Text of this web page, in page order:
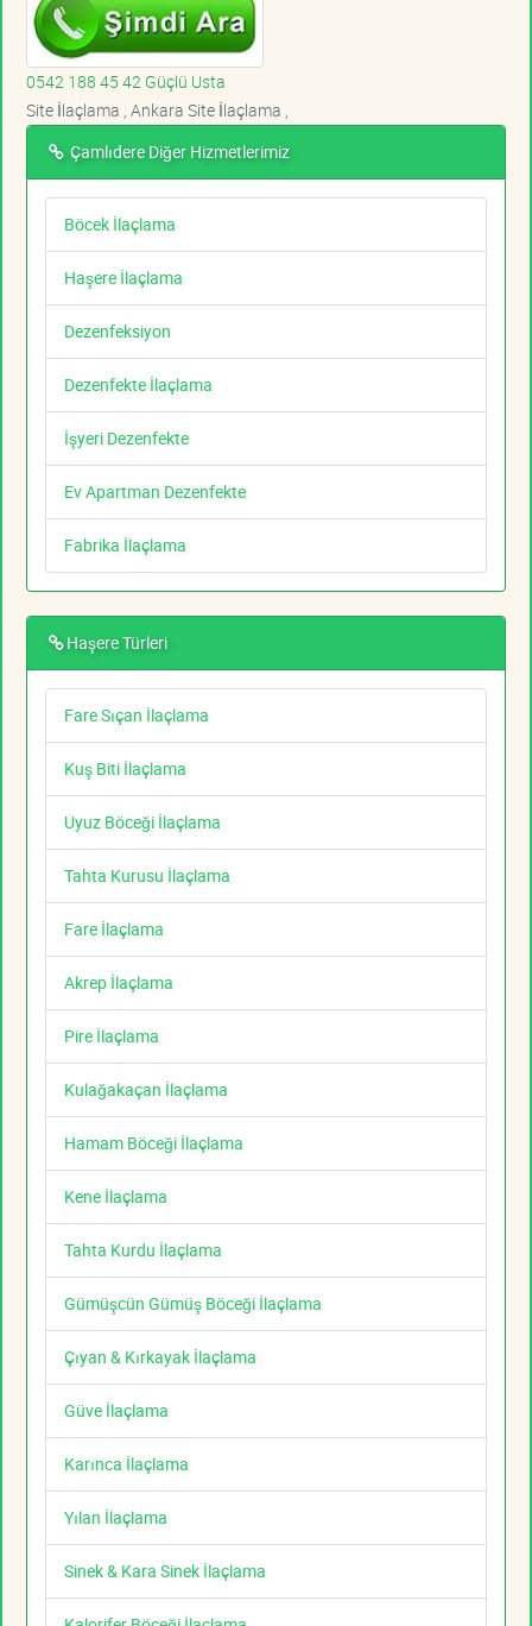
0542 188 45 42 Güçlü Usta
Site İlaçlama , Ankara Site İlaçlama ,
Çamlıdere Diğer Hizmetlerimiz
Böcek İlaçlama
Haşere İlaçlama
Dezenfeksiyon
Dezenfekte İlaçlama
İşyeri Dezenfekte
Ev Apartman Dezenfekte
Fabrika İlaçlama
Haşere Türleri
Fare Sıçan İlaçlama
Kuş Biti İlaçlama
Uyuz Böceği İlaçlama
Tahta Kurusu İlaçlama
Fare İlaçlama
Akrep İlaçlama
Pire İlaçlama
Kulağakaçan İlaçlama
Hamam Böceği İlaçlama
Kene İlaçlama
Tahta Kurdu İlaçlama
Gümüşcün Gümüş Böceği İlaçlama
Çıyan & Kırkayak İlaçlama
Güve İlaçlama
Karınca İlaçlama
Yılan İlaçlama
Sinek & Kara Sinek İlaçlama